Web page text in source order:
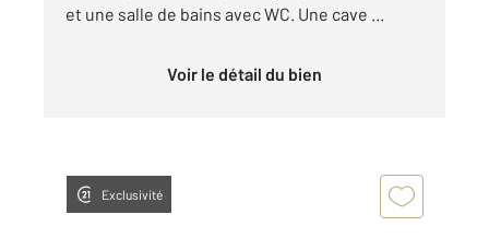
et une salle de bains avec WC. Une cave ...
Voir le détail du bien
Exclusivité